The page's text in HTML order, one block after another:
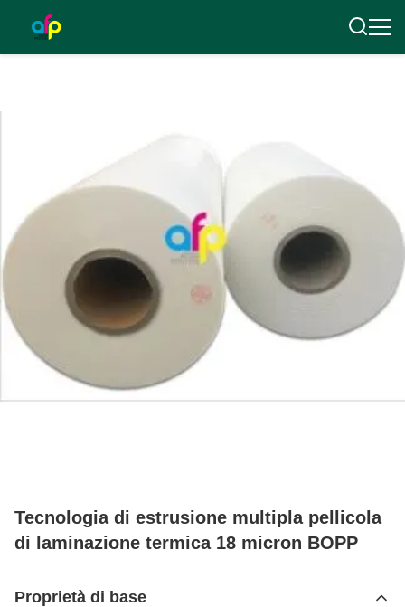
Tecnologia di estrusione multipla pellicola
di laminazione termica 18 micron BOPP
Proprietà di base